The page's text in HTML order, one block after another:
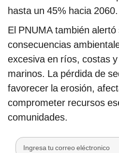
hasta un 45% hacia 2060.
El PNUMA también
consecuencias
excesiva en ríos, costas
marinos. La pérdida de
favorecer la erosión,
comprometer recursos
comunidades.